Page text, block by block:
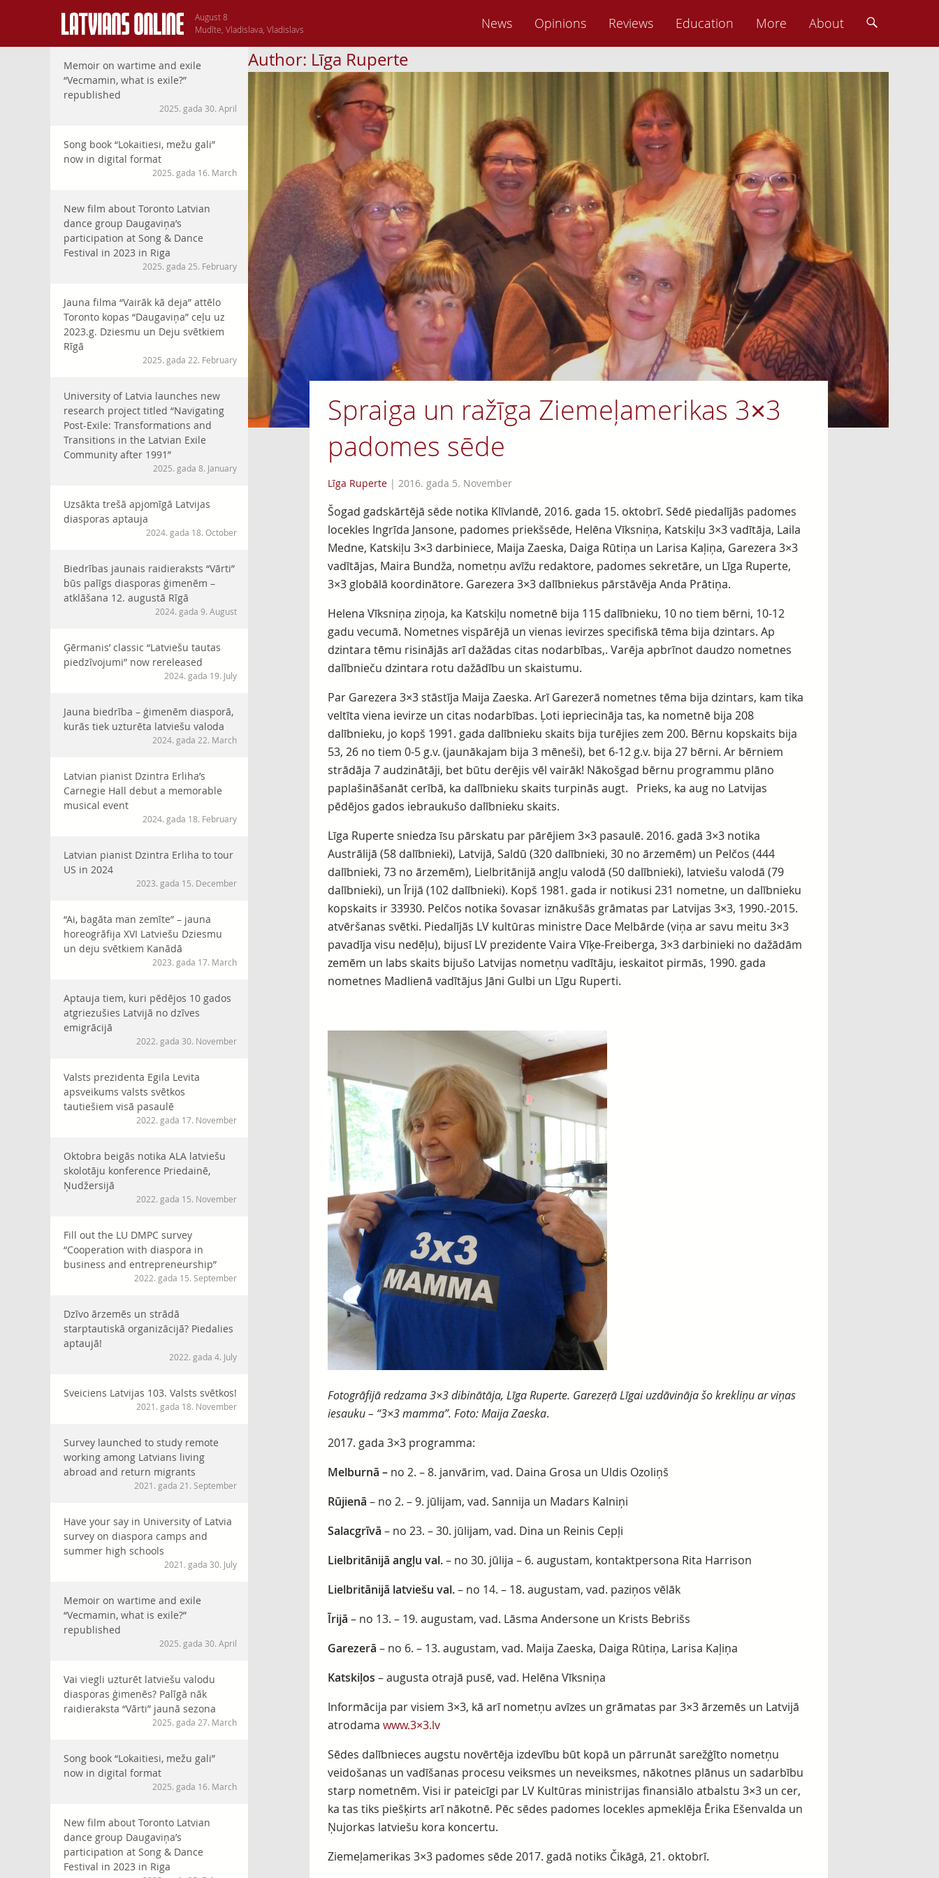
August 8
Mudīte, Vladislava, Vladislavs
News Opinions Reviews Education More About
Author: Līga Ruperte
Spraiga un ražīga Ziemeļamerikas 3×3
padomes sēde
Līga Ruperte| 2016. gada 5. November
Šogad gadskārtējā sēde notika Klīvlandē, 2016. gada 15. oktobrī. Sēdē piedalījās padomes
locekles Ingrīda Jansone, padomes priekšsēde, Helēna Vīksniņa, Katskiļu 3×3 vadītāja, Laila
Medne, Katskiļu 3×3 darbiniece, Maija Zaeska, Daiga Rūtiņa un Larisa Kaļiņa, Garezera 3×3
vadītājas, Maira Bundža, nometņu avīžu redaktore, padomes sekretāre, un Līga Ruperte,
3×3 globālā koordinātore. Garezera 3×3 dalībniekus pārstāvēja Anda Prātiņa.
Helena Vīksniņa ziņoja, ka Katskiļu nometnē bija 115 dalībnieku, 10 no tiem bērni, 10-12
gadu vecumā. Nometnes vispārējā un vienas ievirzes specifiskā tēma bija dzintars. Ap
dzintara tēmu risinājās arī dažādas citas nodarbības,. Varēja apbrīnot daudzo nometnes
dalībnieču dzintara rotu dažādību un skaistumu.
Par Garezera 3×3 stāstīja Maija Zaeska. Arī Garezerā nometnes tēma bija dzintars, kam tika
veltīta viena ievirze un citas nodarbības. Ļoti iepriecināja tas, ka nometnē bija 208
dalībnieku, jo kopš 1991. gada dalībnieku skaits bija turējies zem 200. Bērnu kopskaits bija
53, 26 no tiem 0-5 g.v. (jaunākajam bija 3 mēneši), bet 6-12 g.v. bija 27 bērni. Ar bērniem
strādāja 7 audzinātāji, bet būtu derējis vēl vairāk! Nākošgad bērnu programmu plāno
paplašināšanāt cerībā, ka dalībnieku skaits turpinās augt. Prieks, ka aug no Latvijas
pēdējos gados iebraukušo dalībnieku skaits.
Līga Ruperte sniedza īsu pārskatu par pārējiem 3×3 pasaulē. 2016. gadā 3×3 notika
Austrālijā (58 dalībnieki), Latvijā, Saldū (320 dalībnieki, 30 no ārzemēm) un Pelčos (444
dalībnieki, 73 no ārzemēm), Lielbritānijā angļu valodā (50 dalībnieki), latviešu valodā (79
dalībnieki), un Īrijā (102 dalībnieki). Kopš 1981. gada ir notikusi 231 nometne, un dalībnieku
kopskaits ir 33930. Pelčos notika šovasar iznākušās grāmatas par Latvijas 3×3, 1990.-2015.
atvēršanas svētki. Piedalījās LV kultūras ministre Dace Melbārde (viņa ar savu meitu 3×3
pavadīja visu nedēļu), bijusī LV prezidente Vaira Vīķe-Freiberga, 3×3 darbinieki no dažādām
zemēm un labs skaits bijušo Latvijas nometņu vadītāju, ieskaitot pirmās, 1990. gada
nometnes Madlienā vadītājus Jāni Gulbi un Līgu Ruperti.
Fotogrāfijā redzama 3×3 dibinātāja, Līga Ruperte. Garezeŗā Līgai uzdāvināja šo krekliņu ar viņas
iesauku – “3×3 mamma”. Foto: Maija Zaeska.
2017. gada 3×3 programma:
Melburnā – no 2. – 8. janvārim, vad. Daina Grosa un Uldis Ozoliņš
Rūjienā – no 2. – 9. jūlijam, vad. Sannija un Madars Kalniņi
Salacgrīvā – no 23. – 30. jūlijam, vad. Dina un Reinis Cepļi
Lielbritānijā angļu val.– no 30. jūlija – 6. augustam, kontaktpersona Rita Harrison
Lielbritānijā latviešu val.– no 14. – 18. augustam, vad. paziņos vēlāk
Īrijā – no 13. – 19. augustam, vad. Lāsma Andersone un Krists Bebrišs
Garezerā – no 6. – 13. augustam, vad. Maija Zaeska, Daiga Rūtiņa, Larisa Kaļiņa
Katskiļos – augusta otrajā pusē, vad. Helēna Vīksniņa
Informācija par visiem 3×3, kā arī nometņu avīzes un grāmatas par 3×3 ārzemēs un Latvijā
atrodama www.3×3.lv
Sēdes dalībnieces augstu novērtēja izdevību būt kopā un pārrunāt sarežģīto nometņu
veidošanas un vadīšanas procesu veiksmes un neveiksmes, nākotnes plānus un sadarbību
starp nometnēm. Visi ir pateicīgi par LV Kultūras ministrijas finansiālo atbalstu 3×3 un cer,
ka tas tiks piešķirts arī nākotnē. Pēc sēdes padomes locekles apmeklēja Ērika Ešenvalda un
Ņujorkas latviešu kora koncertu.
Ziemeļamerikas 3×3 padomes sēde 2017. gadā notiks Čikāgā, 21. oktobrī.
Memoir on wartime and exile
“Vecmamin, what is exile?”
republished
2025. gada 30. April
Song book “Lokaitiesi, mežu gali”
now in digital format
2025. gada 16. March
New film about Toronto Latvian
dance group Daugaviņa’s
participation at Song & Dance
Festival in 2023 in Riga
2025. gada 25. February
Jauna filma “Vairāk kā deja” attēlo
Toronto kopas “Daugaviņa” ceļu uz
2023.g. Dziesmu un Deju svētkiem
Rīgā
2025. gada 22. February
University of Latvia launches new
research project titled “Navigating
Post-Exile: Transformations and
Transitions in the Latvian Exile
Community after 1991”
2025. gada 8. January
Uzsākta trešā apjomīgā Latvijas
diasporas aptauja
2024. gada 18. October
Biedrības jaunais raidieraksts “Vārti”
būs palīgs diasporas ģimenēm –
atklāšana 12. augustā Rīgā
2024. gada 9. August
Ģērmanis’ classic “Latviešu tautas
piedzīvojumi” now rereleased
2024. gada 19. July
Jauna biedrība – ģimenēm diasporā,
kurās tiek uzturēta latviešu valoda
2024. gada 22. March
Latvian pianist Dzintra Erliha’s
Carnegie Hall debut a memorable
musical event
2024. gada 18. February
Latvian pianist Dzintra Erliha to tour
US in 2024
2023. gada 15. December
“Ai, bagāta man zemīte” – jauna
horeogrāfija XVI Latviešu Dziesmu
un deju svētkiem Kanādā
2023. gada 17. March
Aptauja tiem, kuri pēdējos 10 gados
atgriezušies Latvijā no dzīves
emigrācijā
2022. gada 30. November
Valsts prezidenta Egila Levita
apsveikums valsts svētkos
tautiešiem visā pasaulē
2022. gada 17. November
Oktobra beigās notika ALA latviešu
skolotāju konference Priedainē,
Ņudžersijā
2022. gada 15. November
Fill out the LU DMPC survey
“Cooperation with diaspora in
business and entrepreneurship”
2022. gada 15. September
Dzīvo ārzemēs un strādā
starptautiskā organizācijā? Piedalies
aptaujā!
2022. gada 4. July
Sveiciens Latvijas 103. Valsts svētkos!
2021. gada 18. November
Survey launched to study remote
working among Latvians living
abroad and return migrants
2021. gada 21. September
Have your say in University of Latvia
survey on diaspora camps and
summer high schools
2021. gada 30. July
Memoir on wartime and exile
“Vecmamin, what is exile?”
republished
2025. gada 30. April
Vai viegli uzturēt latviešu valodu
diasporas ģimenēs? Palīgā nāk
raidieraksta “Vārti” jaunā sezona
2025. gada 27. March
Song book “Lokaitiesi, mežu gali”
now in digital format
2025. gada 16. March
New film about Toronto Latvian
dance group Daugaviņa’s
participation at Song & Dance
Festival in 2023 in Riga